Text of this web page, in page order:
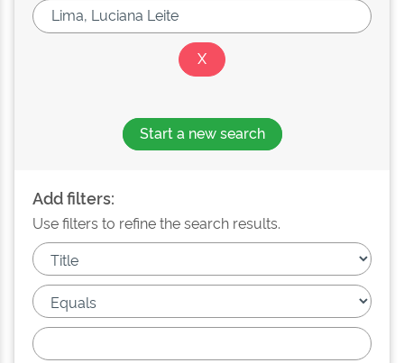
Start a new search
Add filters:
Use filters to refine the search results.